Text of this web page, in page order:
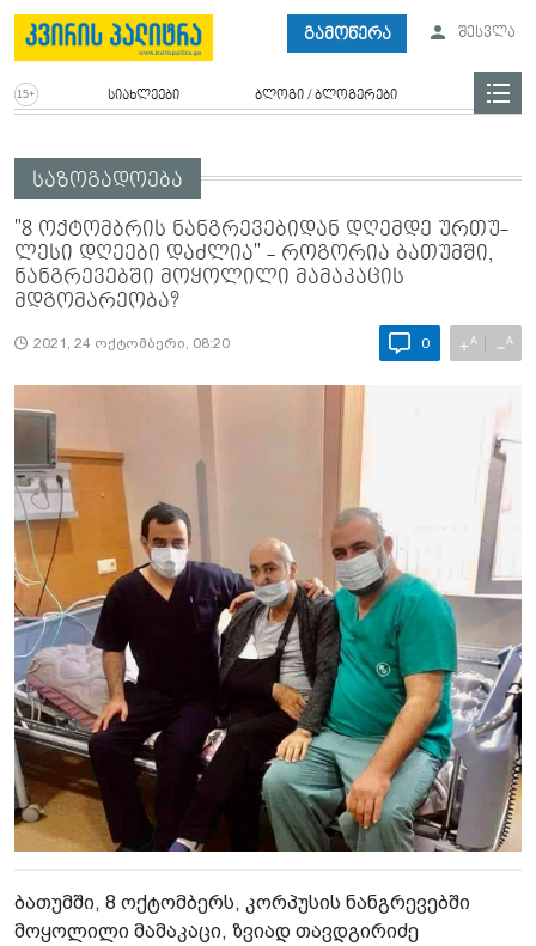
გამოწერა შესვლა
სიახლეები ბლოგი / ბლოგერები
საზოგადოება
"8 ოქ­ტომ­ბრის ნან­გრე­ვე­ბი­დან დღემ­დე ურ­თუ­
ლე­სი დღე­ე­ბი დაძ­ლია" - როგორია ბათუმში,
ნან­გრე­ვებ­ში მო­ყო­ლი­ლი მა­მა­კა­ცის
მდგომარეობა?
2021, 24 ოქტომბერი, 08:20 0 +A −A
ბათუმში, 8 ოქტომბერს, კორპუსის ნანგრევებში
მოყოლილი მამაკაცი, ზვიად თავდგირიძე